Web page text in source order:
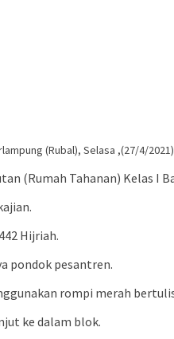
(Rubal), Selasa ,(27/4/
(Rumah Tahanan) Kelas I
Hijriah.
pondok pesantren.
rompi merah
ke dalam blok.